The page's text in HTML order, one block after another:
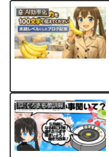
🤖 AI効率化
💥 くろさら教訓録